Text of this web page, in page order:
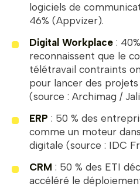
logiciels de
46% (Appvizer).
Digital Workplace :
reconnaissent que le
télétravail contraints
pour lancer des
(source : Archimag /
ERP : 50 % des
comme un moteur
digitale (source : IDC
CRM : 50 % des ETI
accéléré le